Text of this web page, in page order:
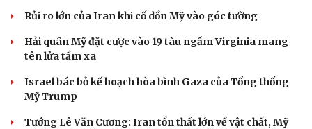
Thỏa thuận Hormuz sắp hoàn tất, Iran giục Mỹ